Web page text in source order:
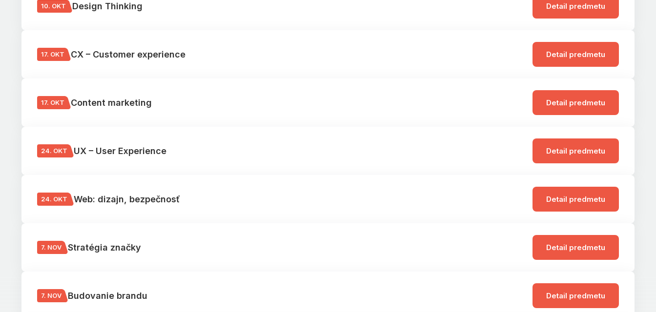
10. OKT Design Thinking Detail predmetu
17. OKT CX – Customer experience Detail predmetu
17. OKT Content marketing Detail predmetu
24. OKT UX – User Experience Detail predmetu
24. OKT Web: dizajn, bezpečnosť Detail predmetu
7. NOV Stratégia značky Detail predmetu
7. NOV Budovanie brandu Detail predmetu